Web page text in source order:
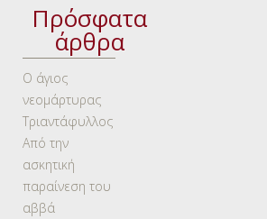
Πρόσφατα
άρθρα
Ο άγιος
νεομάρτυρας
Τριαντάφυλλος
Από την
ασκητική
παραίνεση του
αββά